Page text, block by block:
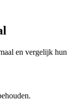
en vergelijk hun